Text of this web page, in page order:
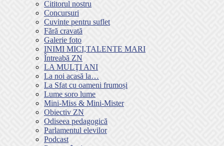
Cititorul nostru
Concursuri
Cuvinte pentru suflet
Fără cravată
Galerie foto
INIMI MICI,TALENTE MARI
Întreabă ZN
LA MULŢI ANI
La noi acasă la…
La Sfat cu oameni frumoși
Lume soro lume
Mini-Miss & Mini-Mister
Obiectiv ZN
Odiseea pedagogică
Parlamentul elevilor
Podcast